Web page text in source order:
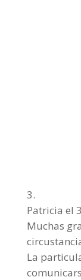
Patricia el
Muchas
La